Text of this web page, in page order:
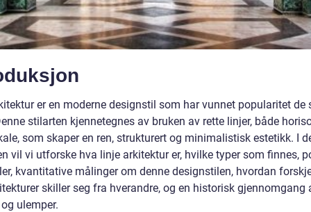
er en moderne designstil som har vunnet popularitet de
stilarten kjennetegnes av bruken av rette linjer, både
som skaper en ren, strukturert og minimalistisk estetikk. I
vil vi utforske hva linje arkitektur er, hvilke typer som finnes,
kvantitative målinger om denne designstilen, hvordan
skiller seg fra hverandre, og en historisk gjennomgang
ulemper.